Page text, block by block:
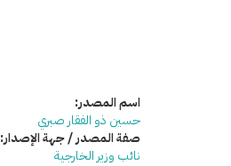
اسم المصدر:
حسين ذو الفقار صبري
صفة المصدر / جهة الإصدار:
نائب وزير الخارجية